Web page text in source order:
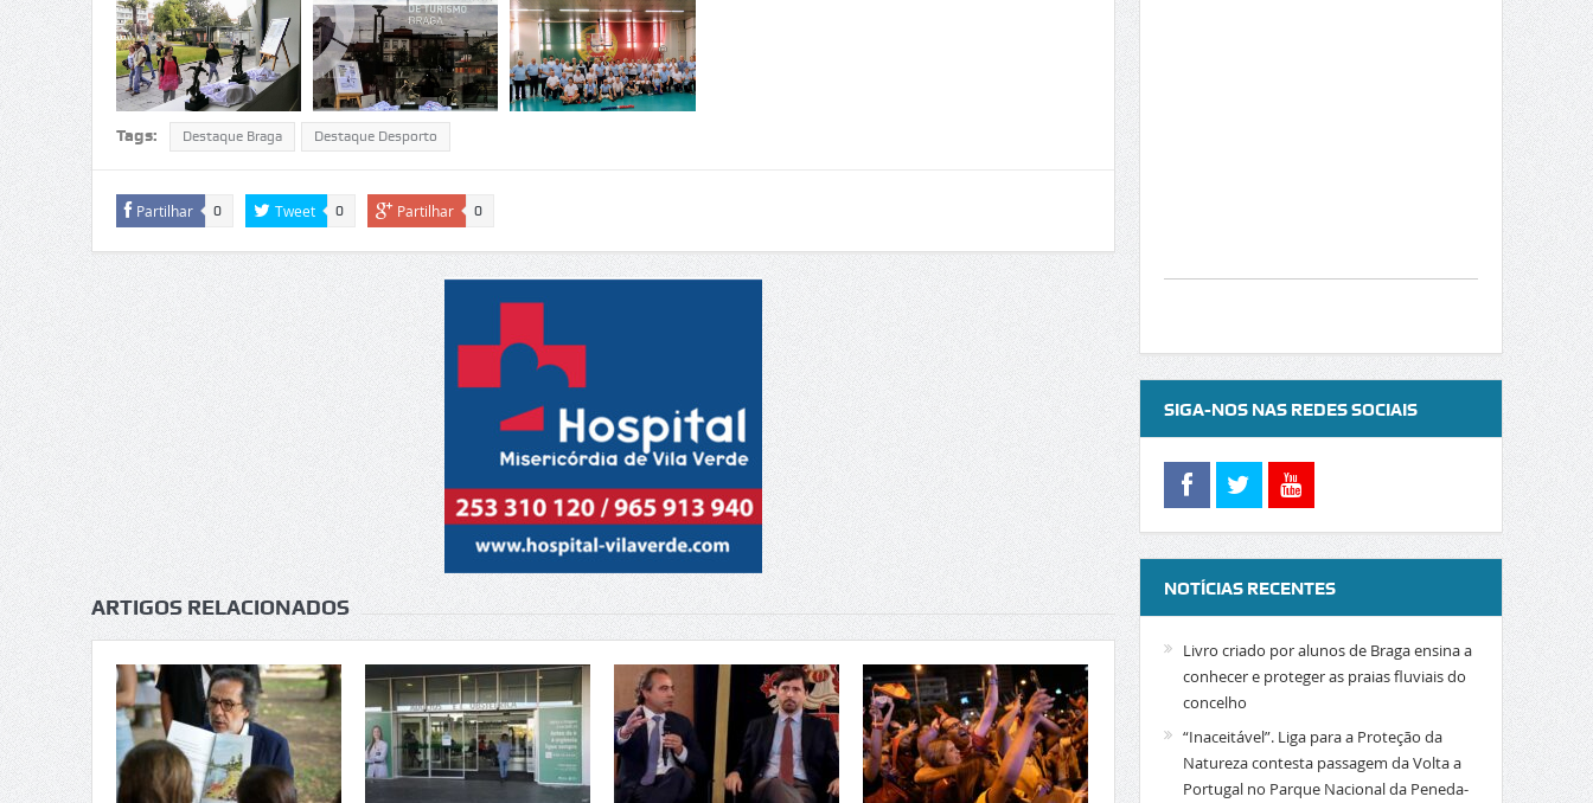
Tags: Destaque Braga Destaque Desporto
Partilhar 0 Tweet 0 Partilhar 0
ARTIGOS RELACIONADOS
SIGA-NOS NAS REDES SOCIAIS
NOTÍCIAS RECENTES
Livro criado por alunos de Braga ensina a
conhecer e proteger as praias fluviais do
concelho
“Inaceitável”. Liga para a Proteção da
Natureza contesta passagem da Volta a
Portugal no Parque Nacional da Peneda-